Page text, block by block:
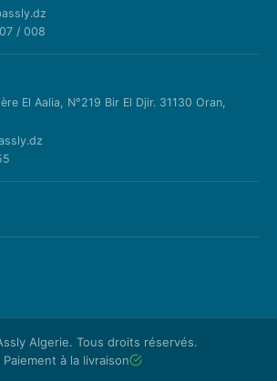
/ 008
El Aalia, N°219 Bir El Djir. 31130 Oran,
Algerie. Tous droits réservés.
Paiement à la livraison